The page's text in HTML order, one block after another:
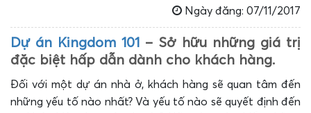
Ngày đăng: 07/11/2017
Dự án Kingdom 101 – Sở hữu những giá trị
đặc biệt hấp dẫn dành cho khách hàng.
Đối với một dự án nhà ở, khách hàng sẽ quan tâm đến
những yếu tố nào nhất? Và yếu tố nào sẽ quyết định đến